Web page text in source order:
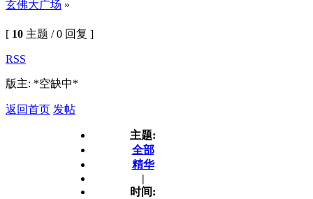
玄佛大广场 »
[ 10 主题 / 0 回复 ]
RSS
版主: *空缺中*
返回首页 发帖
主题:
全部
精华
|
时间: